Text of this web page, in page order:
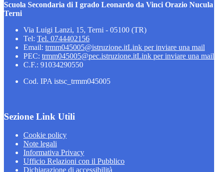
Scuola Secondaria di I grado Leonardo da Vinci Orazio Nucula
Terni
Via Luigi Lanzi, 15, Terni - 05100 (TR)
Tel: Tel. 0744402156
Email: trmm045005@istruzione.itLink per inviare una mail
PEC: trmm045005@pec.istruzione.itLink per inviare una mail
C.F.: 91034290550
Cod. IPA istsc_trmm045005
Sezione Link Utili
Cookie policy
Note legali
Informativa Privacy
Ufficio Relazioni con il Pubblico
Dichiarazione di accessibilità